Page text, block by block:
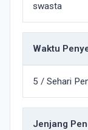
swasta
Waktu
5 / Sehari
Jenjang